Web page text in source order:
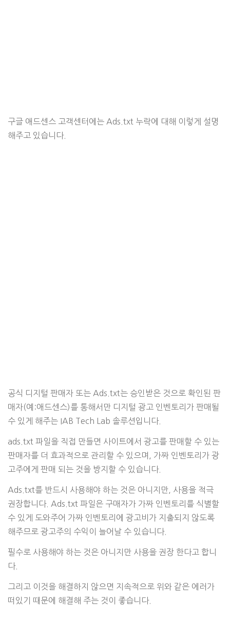
구글 애드센스 고객센터에는 Ads.txt 누락에 대해 이렇게 설명
해주고 있습니다.
공식 디지털 판매자 또는 Ads.txt는 승인받은 것으로 확인된 판
매자(예:애드센스)를 통해서만 디지털 광고 인벤토리가 판매될
수 있게 해주는 IAB Tech Lab 솔루션입니다.
ads.txt 파일을 직접 만들면 사이트에서 광고를 판매할 수 있는
판매자를 더 효과적으로 관리할 수 있으며, 가짜 인벤토리가 광
고주에게 판매 되는 것을 방지할 수 있습니다.
Ads.txt를 반드시 사용해야 하는 것은 아니지만, 사용을 적극
권장합니다. Ads.txt 파일은 구매자가 가짜 인벤토리를 식별할
수 있게 도와주어 가짜 인벤토리에 광고비가 지출되지 않도록
해주므로 광고주의 수익이 늘어날 수 있습니다.
필수로 사용해야 하는 것은 아니지만 사용을 권장 한다고 합니
다.
그리고 이것을 해결하지 않으면 지속적으로 위와 같은 에러가
떠있기 때문에 해결해 주는 것이 좋습니다.